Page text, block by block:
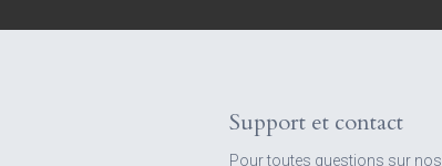
Support et contact
Pour toutes questions sur nos